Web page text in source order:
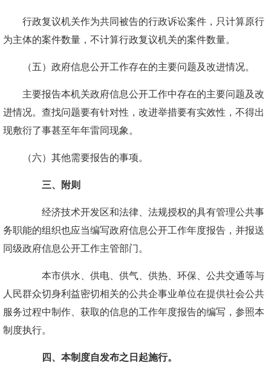
行政复议机关作为共同被告的行政诉讼案件，只计算原行
为主体的案件数量，不计算行政复议机关的案件数量。
（五）政府信息公开工作存在的主要问题及改进情况。
主要报告本机关政府信息公开工作中存在的主要问题及改
进情况。查找问题要有针对性，改进举措要有实效性，不得出
现敷衍了事甚至年年雷同现象。
（六）其他需要报告的事项。
三、附则
经济技术开发区和法律、法规授权的具有管理公共事
务职能的组织也应当编写政府信息公开工作年度报告，并报送
同级政府信息公开工作主管部门。
本市供水、供电、供气、供热、环保、公共交通等与
人民群众切身利益密切相关的公共企事业单位在提供社会公共
服务过程中制作、获取的信息的工作年度报告的编写，参照本
制度执行。
四、本制度自发布之日起施行。